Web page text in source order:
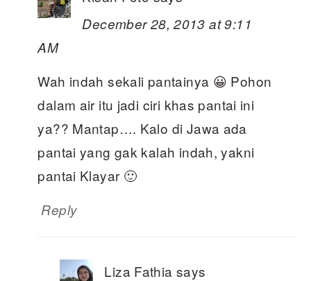
December 28, 2013 at 9:11
AM
Wah indah sekali pantainya 😀 Pohon
dalam air itu jadi ciri khas pantai ini
ya?? Mantap…. Kalo di Jawa ada
pantai yang gak kalah indah, yakni
pantai Klayar 🙂
Reply
Liza Fathia says